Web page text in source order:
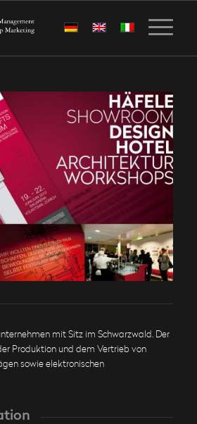
mit Sitz im Schwarzwald. Der
Produktion und dem Vertrieb von
sowie elektronischen